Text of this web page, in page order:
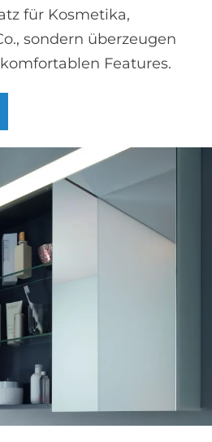
für Kosmetika,
sondern überzeugen
Features.